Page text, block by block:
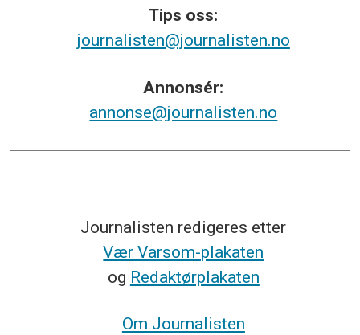
Tips oss:
journalisten@journalisten.no
Annonsér:
annonse@journalisten.no
Journalisten redigeres etter
Vær Varsom-plakaten
og Redaktørplakaten
Om Journalisten